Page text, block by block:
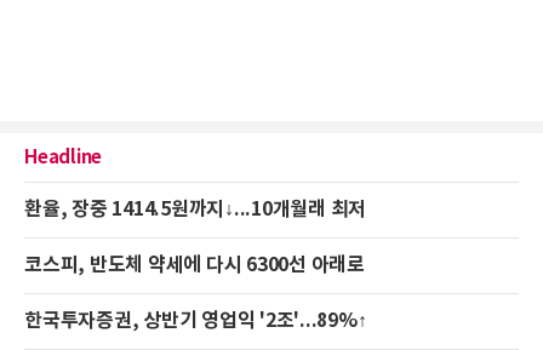
Headline
환율, 장중 1414.5원까지↓...10개월래 최저
코스피, 반도체 약세에 다시 6300선 아래로
한국투자증권, 상반기 영업익 '2조'...89%↑